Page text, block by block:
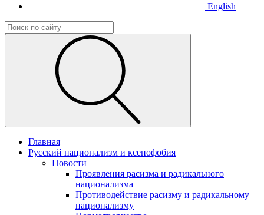
English
Главная
Русский национализм и ксенофобия
Новости
Проявления расизма и радикального
национализма
Противодействие расизму и радикальному
национализму